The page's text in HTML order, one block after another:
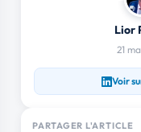
Lior
21
Voir
PARTAGER L'ARTICLE